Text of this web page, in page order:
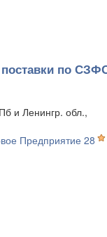
поставки по
и Ленингр. обл.,
Предприятие 28